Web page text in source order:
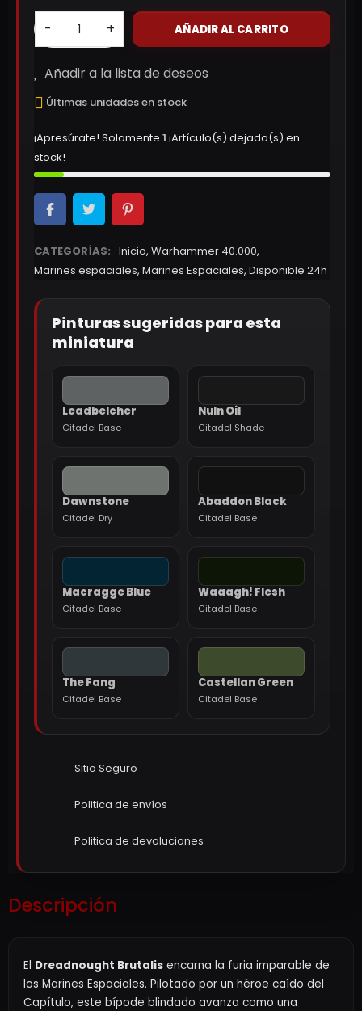
- + AÑADIR AL CARRITO
Añadir a la lista de deseos
Últimas unidades en stock
¡Apresúrate! Solamente 1 ¡Artículo(s) dejado(s) en
stock!
CATEGORÍAS: Inicio, Warhammer 40.000,
Marines espaciales, Marines Espaciales, Disponible 24h
Pinturas sugeridas para esta
miniatura
Leadbelcher
Citadel Base
Nuln Oil
Citadel Shade
Dawnstone
Citadel Dry
Abaddon Black
Citadel Base
Macragge Blue
Citadel Base
Waaagh! Flesh
Citadel Base
The Fang
Citadel Base
Castellan Green
Citadel Base
Sitio Seguro
Politica de envíos
Politica de devoluciones
Descripción
El Dreadnought Brutalis encarna la furia imparable de
los Marines Espaciales. Pilotado por un héroe caído del
Capítulo, este bípode blindado avanza como una